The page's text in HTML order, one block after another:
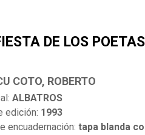
DE LOS
COTO, ROBERTO
ALBATROS
edición: 1993
encuadernación: tapa blanda